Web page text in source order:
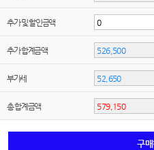
추가 및 할인금액
추가 합계금액
부가세
총 합계금액
구매